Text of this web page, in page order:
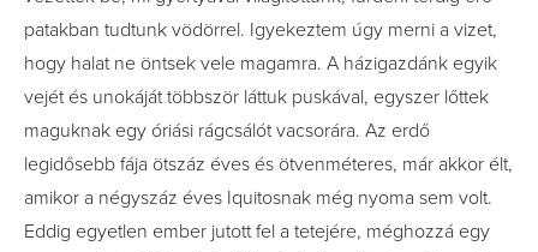
patakban tudtunk vödörrel. Igyekeztem úgy merni a vizet,
hogy halat ne öntsek vele magamra. A házigazdánk egyik
vejét és unokáját többször láttuk puskával, egyszer lőttek
maguknak egy óriási rágcsálót vacsorára. Az erdő
legidősebb fája ötszáz éves és ötvenméteres, már akkor élt,
amikor a négyszáz éves Iquitosnak még nyoma sem volt.
Eddig egyetlen ember jutott fel a tetejére, méghozzá egy